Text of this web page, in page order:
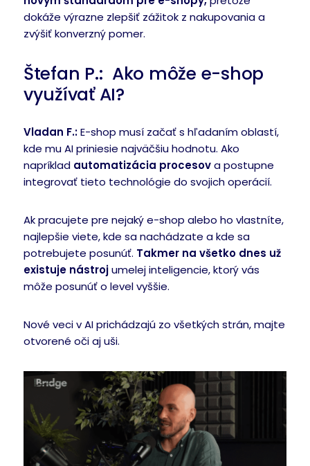
dokáže výrazne zlepšiť zážitok z nakupovania a
zvýšiť konverzný pomer.
Štefan P.: Ako môže e-shop
využívať AI?
Vladan F.:E-shop musí začať s hľadaním oblastí,
kde mu AI priniesie najväčšiu hodnotu. Ako
napríklad automatizácia procesova postupne
integrovať tieto technológie do svojich operácií.
Ak pracujete pre nejaký e-shop alebo ho vlastníte,
najlepšie viete, kde sa nachádzate a kde sa
potrebujete posunúť. Takmer na všetko dnes už
existuje nástrojumelej inteligencie, ktorý vás
môže posunúť o level vyššie.
Nové veci v AI prichádzajú zo všetkých strán, majte
otvorené oči aj uši.